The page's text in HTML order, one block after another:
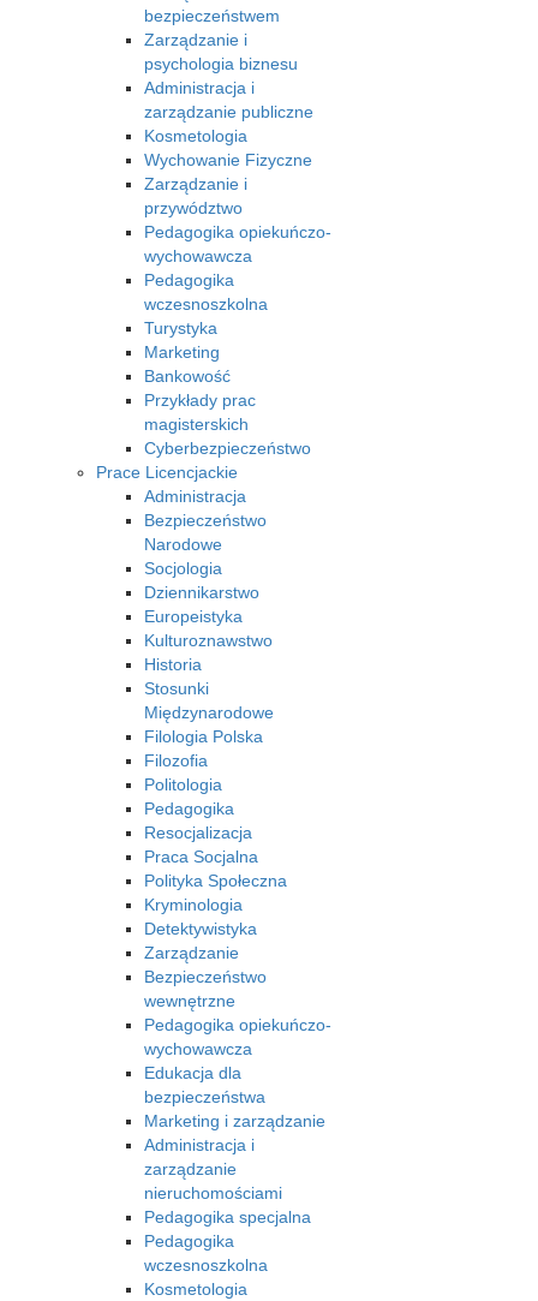
bezpieczeństwem
Zarządzanie i
psychologia biznesu
Administracja i
zarządzanie publiczne
Kosmetologia
Wychowanie Fizyczne
Zarządzanie i
przywództwo
Pedagogika opiekuńczo-
wychowawcza
Pedagogika
wczesnoszkolna
Turystyka
Marketing
Bankowość
Przykłady prac
magisterskich
Cyberbezpieczeństwo
Prace Licencjackie
Administracja
Bezpieczeństwo
Narodowe
Socjologia
Dziennikarstwo
Europeistyka
Kulturoznawstwo
Historia
Stosunki
Międzynarodowe
Filologia Polska
Filozofia
Politologia
Pedagogika
Resocjalizacja
Praca Socjalna
Polityka Społeczna
Kryminologia
Detektywistyka
Zarządzanie
Bezpieczeństwo
wewnętrzne
Pedagogika opiekuńczo-
wychowawcza
Edukacja dla
bezpieczeństwa
Marketing i zarządzanie
Administracja i
zarządzanie
nieruchomościami
Pedagogika specjalna
Pedagogika
wczesnoszkolna
Kosmetologia